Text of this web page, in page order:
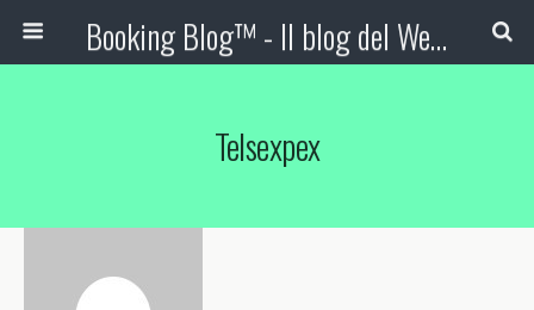
Booking Blog™ - Il blog del Web Marketing Turistico
Telsexpex